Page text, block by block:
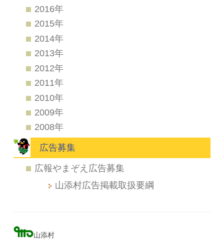
2016年
2015年
2014年
2013年
2012年
2011年
2010年
2009年
2008年
広告募集
広報やまぞえ広告募集
山添村広告掲載取扱要綱
山添村